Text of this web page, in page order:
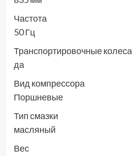
Частота
50 Гц
Транспортировочные колеса
да
Вид компрессора
Поршневые
Тип смазки
масляный
Вес